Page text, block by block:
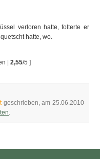
verloren hatte, folterte er
hatte, wo.
|2,55/5 ]
geschrieben, am 25.06.2010
.